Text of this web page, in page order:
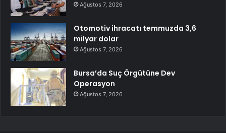
Ağustos 7, 2026
Otomotiv ihracatı temmuzda 3,6
milyar dolar
Ağustos 7, 2026
Bursa’da Suç Örgütüne Dev
Operasyon
Ağustos 7, 2026